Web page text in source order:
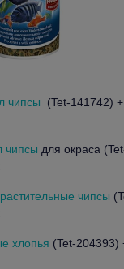
чипсы
(Tet-141742)
чипсы для окраса
чипсы
хлопья (Tet-204393)